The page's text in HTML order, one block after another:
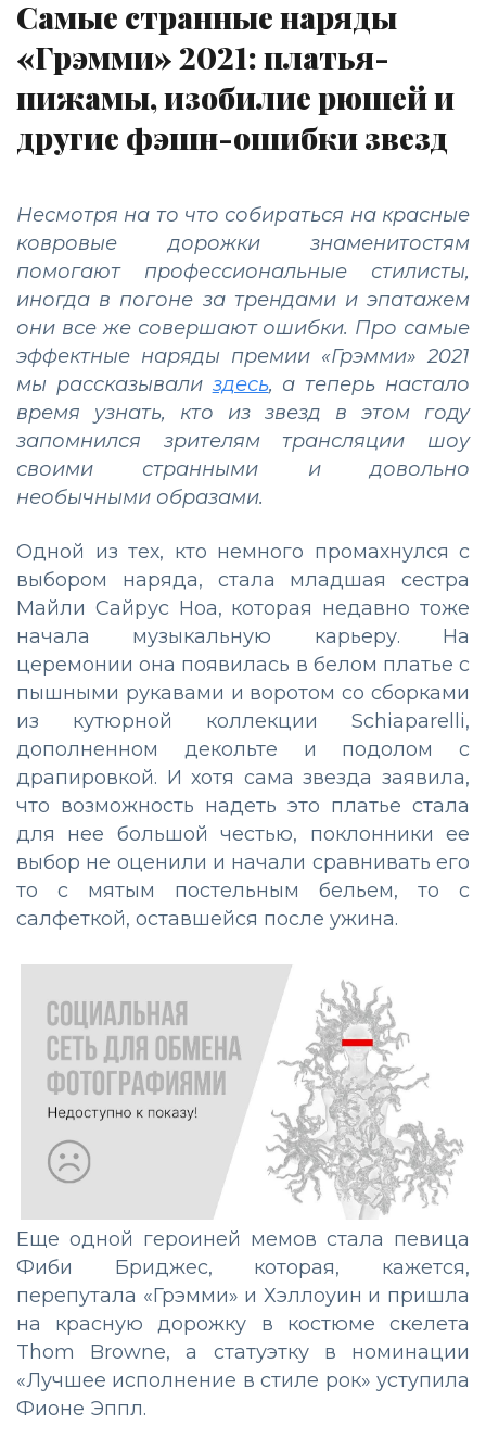
Самые странные наряды
«Грэмми» 2021: платья-
пижамы, изобилие рюшей и
другие фэшн-ошибки звезд
Несмотря на то что собираться на красные
ковровые дорожки знаменитостям
помогают профессиональные стилисты,
иногда в погоне за трендами и эпатажем
они все же совершают ошибки. Про самые
эффектные наряды премии «Грэмми» 2021
мы рассказывали здесь, а теперь настало
время узнать, кто из звезд в этом году
запомнился зрителям трансляции шоу
своими странными и довольно
необычными образами.
Одной из тех, кто немного промахнулся с
выбором наряда, стала младшая сестра
Майли Сайрус Ноа, которая недавно тоже
начала музыкальную карьеру. На
церемонии она появилась в белом платье с
пышными рукавами и воротом со сборками
из кутюрной коллекции Schiaparelli,
дополненном декольте и подолом с
драпировкой. И хотя сама звезда заявила,
что возможность надеть это платье стала
для нее большой честью, поклонники ее
выбор не оценили и начали сравнивать его
то с мятым постельным бельем, то с
салфеткой, оставшейся после ужина.
Еще одной героиней мемов стала певица
Фиби Бриджес, которая, кажется,
перепутала «Грэмми» и Хэллоуин и пришла
на красную дорожку в костюме скелета
Thom Browne, а статуэтку в номинации
«Лучшее исполнение в стиле рок» уступила
Фионе Эппл.